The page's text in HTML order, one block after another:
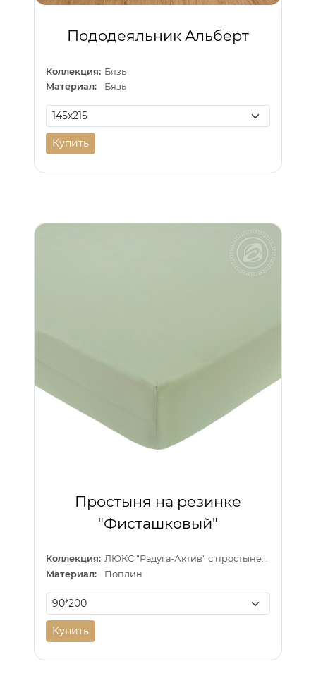
Пододеяльник Альберт
Коллекция: Бязь
Материал:
Бязь
Купить
Простыня на резинке
"Фисташковый"
Коллекция:
ЛЮКС "Радуга-Актив" с простыней на резинке
Материал:
Поплин
Купить